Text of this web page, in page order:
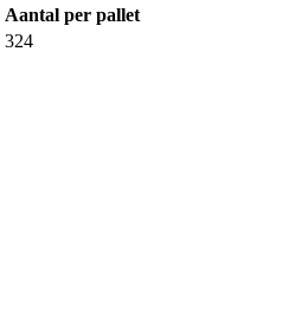
Aantal per pallet
324